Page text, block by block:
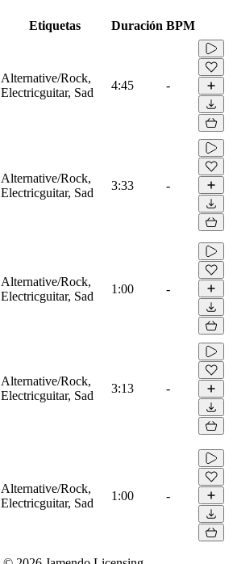
Etiquetas Duración BPM
Alternative/Rock,
Electricguitar, Sad
4:45 -
Alternative/Rock,
Electricguitar, Sad
3:33 -
Alternative/Rock,
Electricguitar, Sad
1:00 -
Alternative/Rock,
Electricguitar, Sad
3:13 -
Alternative/Rock,
Electricguitar, Sad
1:00 -